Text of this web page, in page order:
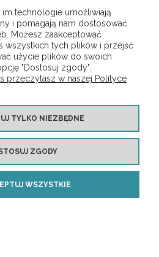
Langley dąb
technologie umożliwiają
i pomagają nam dostosować
Możesz zaakceptować
wszystkich tych plików i przejść
użycie plików do swoich
"Dostosuj zgody".
przeczytasz w naszej Polityce
TYLKO NIEZBĘDNE
ZGODY
WSZYSTKIE